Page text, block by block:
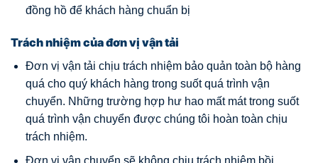
đồng hồ để khách hàng chuẩn bị
Trách nhiệm của đơn vị vận tải
Đơn vị vận tải chịu trách nhiệm bảo quản toàn bộ hàng
quá cho quý khách hàng trong suốt quá trình vận
chuyển. Những trường hợp hư hao mất mát trong suốt
quá trình vận chuyển được chúng tôi hoàn toàn chịu
trách nhiệm.